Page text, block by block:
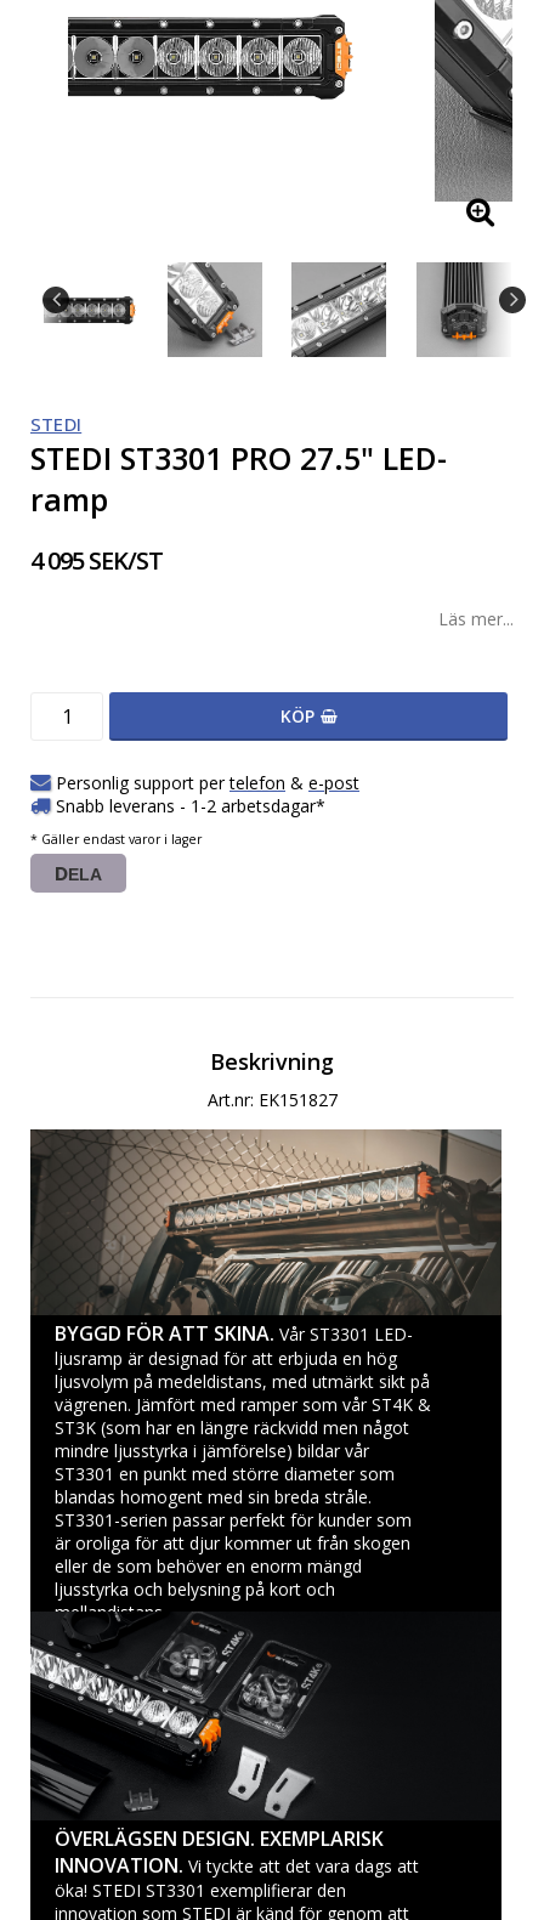
STEDI
STEDI ST3301 PRO 27.5" LED-
ramp
4 095 SEK/ST
Läs mer...
KÖP
Personlig support pertelefon & e-post
Snabb leverans - 1-2 arbetsdagar*
* Gäller endast varor i lager
DELA
Beskrivning
Art.nr: EK151827
BYGGD FÖR ATT SKINA. Vår ST3301 LED-
ljusramp är designad för att erbjuda en hög
ljusvolym på medeldistans, med utmärkt sikt på
vägrenen. Jämfört med ramper som vår ST4K &
ST3K (som har en längre räckvidd men något
mindre ljusstyrka i jämförelse) bildar vår
ST3301 en punkt med större diameter som
blandas homogent med sin breda stråle.
ST3301-serien passar perfekt för kunder som
är oroliga för att djur kommer ut från skogen
eller de som behöver en enorm mängd
ljusstyrka och belysning på kort och
mellandistans.
ÖVERLÄGSEN DESIGN. EXEMPLARISK
INNOVATION. Vi tyckte att det vara dags att
öka! STEDI ST3301 exemplifierar den
innovation som STEDI är känd för genom att